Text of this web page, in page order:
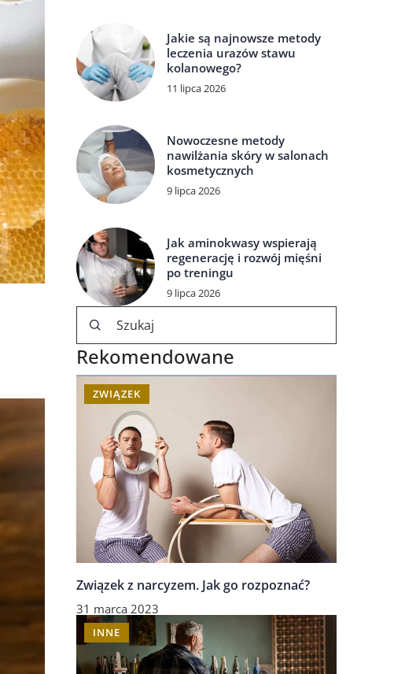
Jakie są najnowsze metody
leczenia urazów stawu
kolanowego?
11 lipca 2026
Nowoczesne metody
nawilżania skóry w salonach
kosmetycznych
9 lipca 2026
Jak aminokwasy wspierają
regenerację i rozwój mięśni
po treningu
9 lipca 2026
Rekomendowane
ZWIĄZEK
Związek z narcyzem. Jak go rozpoznać?
31 marca 2023
INNE